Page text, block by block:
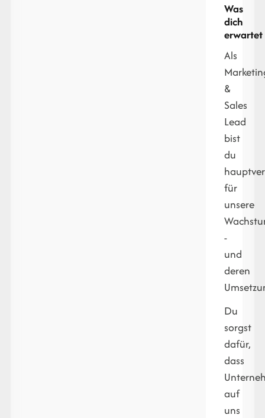
Was
dich
erwartet
Als
&
Sales
Lead
bist
du
für
unsere
-
und
deren
Du
sorgst
dafür,
dass
auf
uns